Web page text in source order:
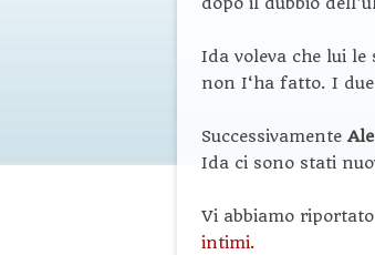
Ida voleva che lui le
non I‘ha fatto. I
Successivamente
Ida ci sono stati
Vi abbiamo
intimi.